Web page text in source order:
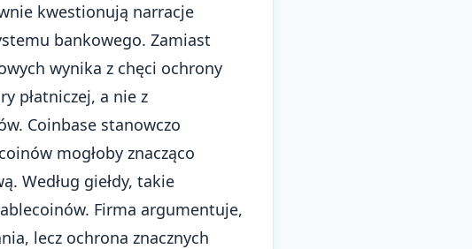
kwestionują narracje
bankowego. Zamiast
wynika z chęci ochrony
płatniczej, a nie z
Coinbase stanowczo
mogłoby znacząco
Według giełdy, takie
Firma argumentuje,
lecz ochrona znacznych